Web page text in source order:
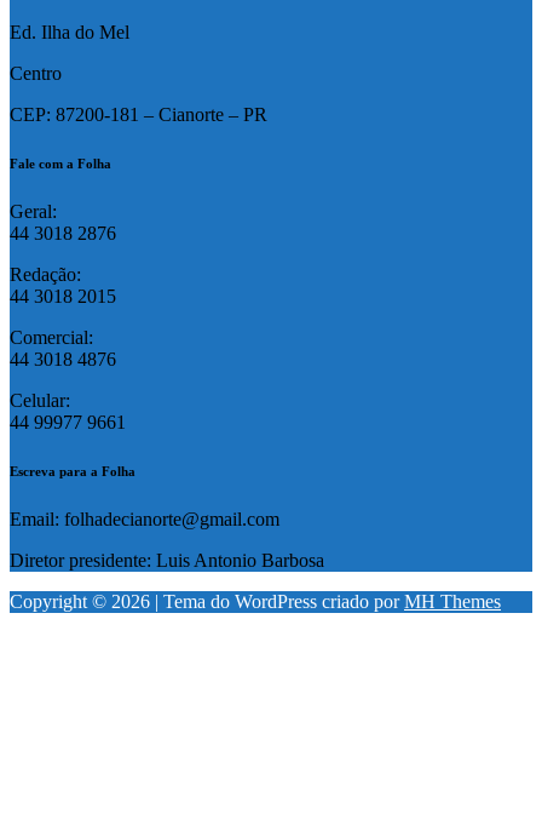
Ed. Ilha do Mel
Centro
CEP: 87200-181 – Cianorte – PR
Fale com a Folha
Geral:
44 3018 2876
Redação:
44 3018 2015
Comercial:
44 3018 4876
Celular:
44 99977 9661
Escreva para a Folha
Email: folhadecianorte@gmail.com
Diretor presidente: Luis Antonio Barbosa
Copyright © 2026 | Tema do WordPress criado porMH Themes